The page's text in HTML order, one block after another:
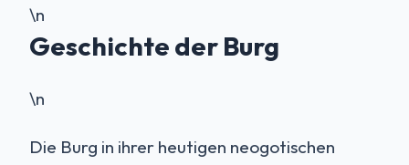
\n
Geschichte der Burg
\n
Die Burg in ihrer heutigen neogotischen